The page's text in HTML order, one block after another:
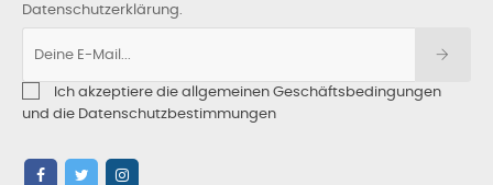
Datenschutzerklärung.
Ich akzeptiere die allgemeinen Geschäftsbedingungen
und die Datenschutzbestimmungen